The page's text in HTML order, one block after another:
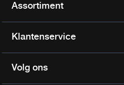
Assortiment
Klantenservice
Volg ons